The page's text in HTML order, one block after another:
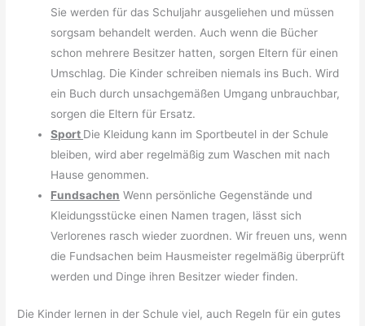
Sie werden für das Schuljahr ausgeliehen und müssen
sorgsam behandelt werden. Auch wenn die Bücher
schon mehrere Besitzer hatten, sorgen Eltern für einen
Umschlag. Die Kinder schreiben niemals ins Buch. Wird
ein Buch durch unsachgemäßen Umgang unbrauchbar,
sorgen die Eltern für Ersatz.
Sport Die Kleidung kann im Sportbeutel in der Schule
bleiben, wird aber regelmäßig zum Waschen mit nach
Hause genommen.
Fundsachen Wenn persönliche Gegenstände und
Kleidungsstücke einen Namen tragen, lässt sich
Verlorenes rasch wieder zuordnen. Wir freuen uns, wenn
die Fundsachen beim Hausmeister regelmäßig überprüft
werden und Dinge ihren Besitzer wieder finden.
Die Kinder lernen in der Schule viel, auch Regeln für ein gutes